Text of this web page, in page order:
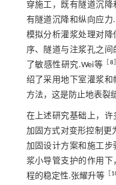
穿施工，既有隧道沉
有隧道沉降和纵向应力.
模拟分析灌浆处理对
序、隧道与注浆孔之
了敏感性研究.Wei等
8
绍了采用地下室灌浆
方法，这是防止地表裂
在上述研究基础上，
加固方式对变形控制更
加固设计方案和施工
浆小导管支护的作用
程的稳定性.张耀升等［